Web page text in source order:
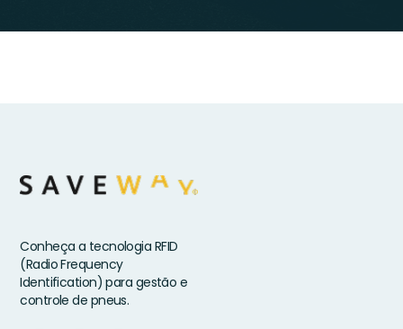
Conheça a tecnologia RFID
(Radio Frequency
Identification) para gestão e
controle de pneus.